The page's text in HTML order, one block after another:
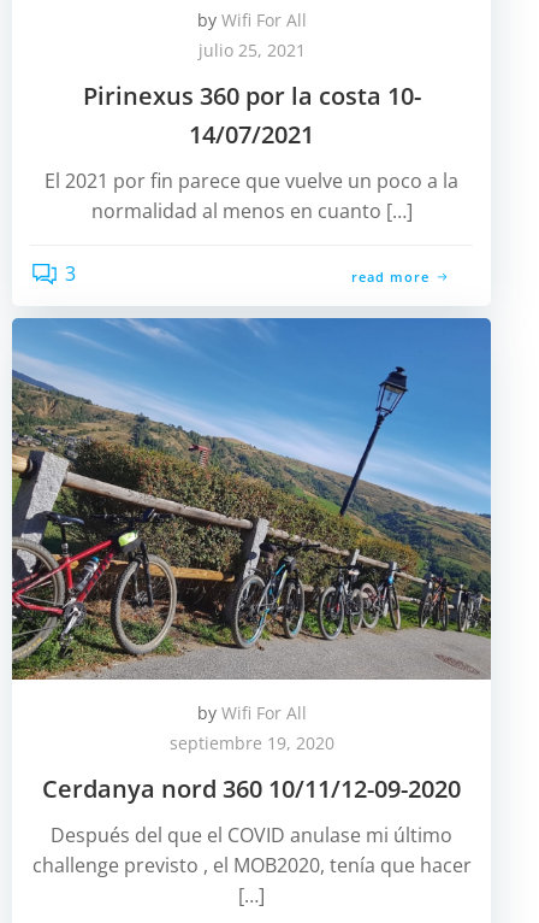
by Wifi For All
julio 25, 2021
Pirinexus 360 por la costa 10-
14/07/2021
El 2021 por fin parece que vuelve un poco a la
normalidad al menos en cuanto […]
3 read more
by Wifi For All
septiembre 19, 2020
Cerdanya nord 360 10/11/12-09-2020
Después del que el COVID anulase mi último
challenge previsto , el MOB2020, tenía que hacer
[…]